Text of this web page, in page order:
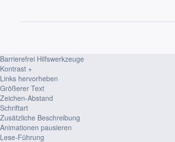
Barrierefrei Hilfswerkzeuge
Kontrast +
Links hervorheben
Größerer Text
Zeichen-Abstand
Schriftart
Zusätzliche Beschreibung
Animationen pausieren
Lese-Führung